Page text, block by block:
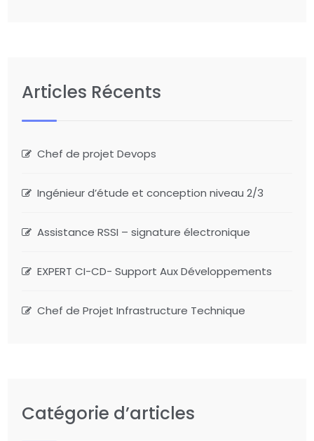
Articles Récents
Chef de projet Devops
Ingénieur d’étude et conception niveau 2/3
Assistance RSSI – signature électronique
EXPERT CI-CD- Support Aux Développements
Chef de Projet Infrastructure Technique
Catégorie d’articles